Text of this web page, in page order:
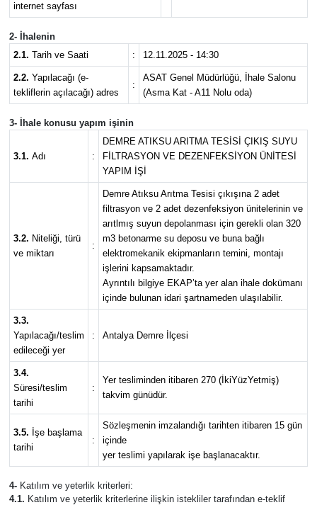
internet sayfası
2- İhalenin
2.1. Tarih ve Saati : 12.11.2025 - 14:30
2.2. Yapılacağı (e-
tekliflerin açılacağı) adres
:
ASAT Genel Müdürlüğü, İhale Salonu
(Asma Kat - A11 Nolu oda)
3- İhale konusu yapım işinin
3.1. Adı :
DEMRE ATIKSU ARITMA TESİSİ ÇIKIŞ SUYU
FİLTRASYON VE DEZENFEKSİYON ÜNİTESİ
YAPIM İŞİ
3.2. Niteliği, türü
ve miktarı
:
Demre Atıksu Arıtma Tesisi çıkışına 2 adet
filtrasyon ve 2 adet dezenfeksiyon ünitelerinin ve
arıtlmış suyun depolanması için gerekli olan 320
m3 betonarme su deposu ve buna bağlı
elektromekanik ekipmanların temini, montajı
işlerini kapsamaktadır.
Ayrıntılı bilgiye EKAP’ta yer alan ihale dokümanı
içinde bulunan idari şartnameden ulaşılabilir.
3.3.
Yapılacağı/teslim
edileceği yer
: Antalya Demre İlçesi
3.4.
Süresi/teslim
tarihi
:
Yer tesliminden itibaren 270 (İkiYüzYetmiş)
takvim günüdür.
3.5. İşe başlama
tarihi
:
Sözleşmenin imzalandığı tarihten itibaren 15 gün
içinde
yer teslimi yapılarak işe başlanacaktır.
4-Katılım ve yeterlik kriterleri:
4.1. Katılım ve yeterlik kriterlerine ilişkin istekliler tarafından e-teklif
Spor